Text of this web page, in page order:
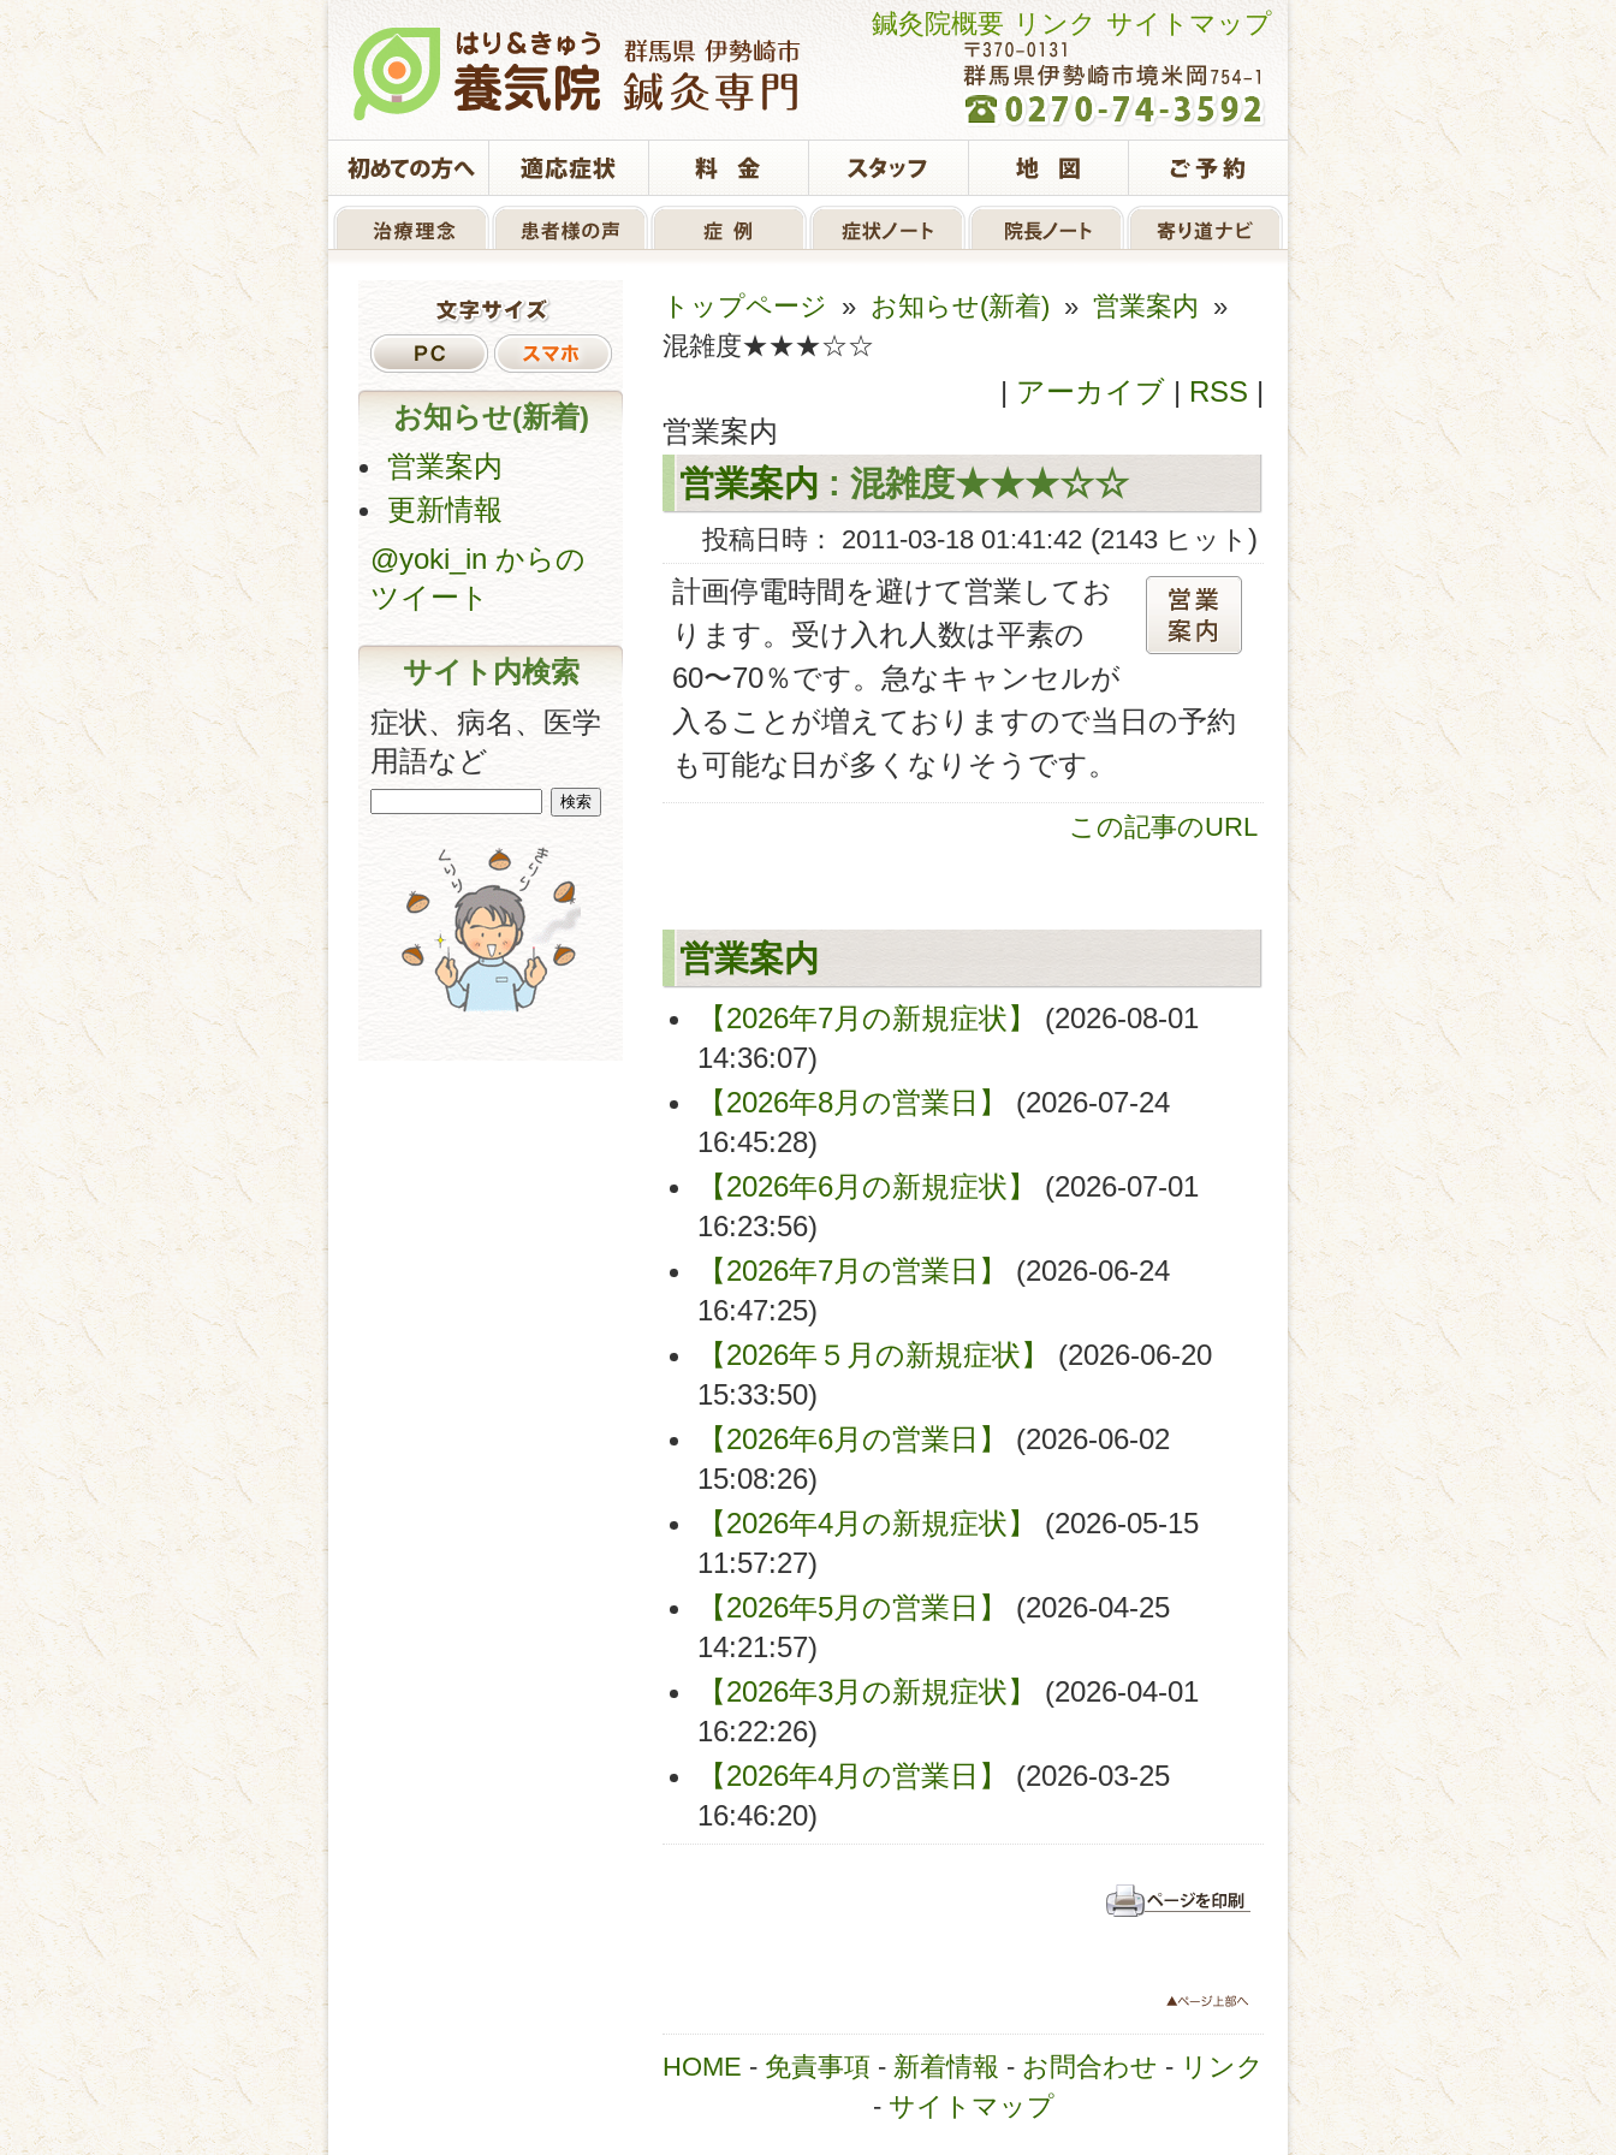
鍼灸院概要 リンク サイトマップ
トップページ » お知らせ(新着) » 営業案内 »
混雑度★★★☆☆
| アーカイブ | RSS |
営業案内
営業案内 : 混雑度★★★☆☆
投稿日時： 2011-03-18 01:41:42 (2143 ヒット )
計画停電時間を避けて営業してお
ります。受け入れ人数は平素の
60〜70％です。急なキャンセルが
入ることが増えておりますので当日の予約
も可能な日が多くなりそうです。
この記事のURL
営業案内
【2026年7月の新規症状】
(2026-08-01
14:36:07)
【2026年8月の営業日】
(2026-07-24
16:45:28)
【2026年6月の新規症状】
(2026-07-01
16:23:56)
【2026年7月の営業日】
(2026-06-24
16:47:25)
【2026年５月の新規症状】
(2026-06-20
15:33:50)
【2026年6月の営業日】
(2026-06-02
15:08:26)
【2026年4月の新規症状】
(2026-05-15
11:57:27)
【2026年5月の営業日】
(2026-04-25
14:21:57)
【2026年3月の新規症状】
(2026-04-01
16:22:26)
【2026年4月の営業日】
(2026-03-25
16:46:20)
HOME - 免責事項 - 新着情報 - お問合わせ - リンク
- サイトマップ
お知らせ(新着)
営業案内
更新情報
@yoki_in からの
ツイート
サイト内検索
症状、病名、医学
用語など